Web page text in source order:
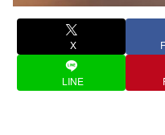
X
LINE